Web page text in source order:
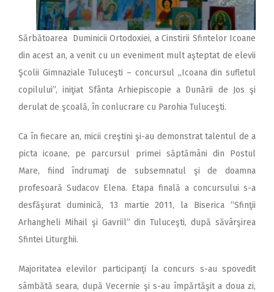
Sărbătoarea Duminicii Ortodoxiei, a Cinstirii Sfintelor Icoane
din acest an, a venit cu un eveniment mult aşteptat de elevii
Şcolii Gimnaziale Tuluceşti – concursul ,,Icoana din sufletul
copilului”, iniţiat Sfânta Arhiepiscopie a Dunării de Jos şi
derulat de şcoală, în conlucrare cu Parohia Tuluceşti.
Ca în fiecare an, micii creştini şi-au demonstrat talentul de a
picta icoane, pe parcursul primei săptămâni din Postul
Mare, fiind îndrumaţi de subsemnatul şi de doamna
profesoară Sudacov Elena. Etapa finală a concursului s-a
desfăşurat duminică, 13 martie 2011, la Biserica “Sfinţii
Arhangheli Mihail şi Gavriil” din Tuluceşti, după săvârşirea
Sfintei Liturghii.
Majoritatea elevilor participanţi la concurs s-au spovedit
sâmbătă seara, după Vecernie şi s-au împărtăşit a doua zi,